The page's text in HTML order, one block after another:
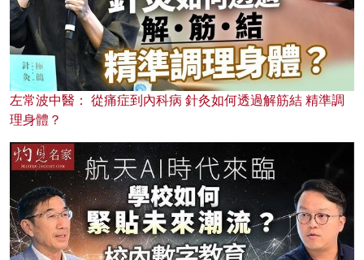
左常波中醫： 從痛症到內科病 針灸如何透過解筋結 精準調
理身體？